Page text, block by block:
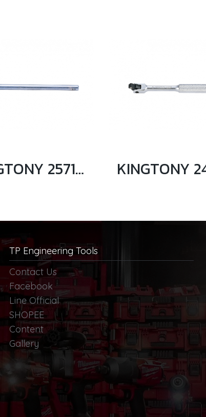
KINGTONY 2571-45 ด้ามเลื่อน 1/4” ความยาว 4.5"
TP Engineering Tools
Contact Us
Facebook
Line Official
SHOPEE
Content
Gallery